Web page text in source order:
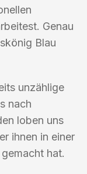
Genau
Blau
unzählige
nach
loben uns
ihnen in einer
hat.